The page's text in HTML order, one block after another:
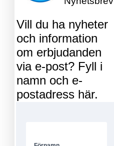
Vill du ha nyheter
och information
om erbjudanden
via e-post? Fyll i
namn och e-
postadress här.